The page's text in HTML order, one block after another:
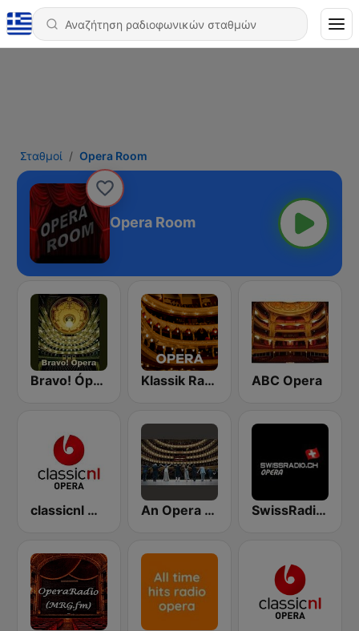
Σταθμοί Opera Room
Opera Room
Bravo! Ópera radio Klassik Radio Opera ABC Opera
classicnl Opera An Opera Celebration SwissRadio.ch Classical Opera